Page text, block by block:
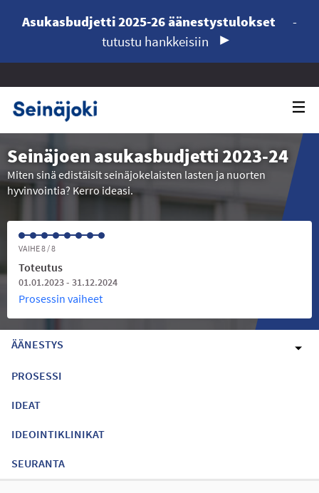
Asukasbudjetti 2025-26 äänestystulokset
-
tutustu hankkeisiin
Seinäjoen asukasbudjetti 2023-24
Miten sinä edistäisit seinäjokelaisten lasten ja nuorten
hyvinvointia? Kerro ideasi.
VAIHE 8 / 8
Toteutus
01.01.2023 - 31.12.2024
Prosessin vaiheet
ÄÄNESTYS
PROSESSI
IDEAT
IDEOINTIKLINIKAT
SEURANTA